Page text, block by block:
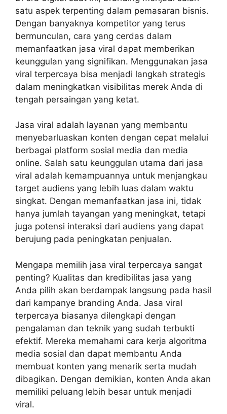
satu aspek terpenting dalam pemasaran bisnis.
Dengan banyaknya kompetitor yang terus
bermunculan, cara yang cerdas dalam
memanfaatkan jasa viral dapat memberikan
keunggulan yang signifikan. Menggunakan jasa
viral terpercaya bisa menjadi langkah strategis
dalam meningkatkan visibilitas merek Anda di
tengah persaingan yang ketat.
Jasa viral adalah layanan yang membantu
menyebarluaskan konten dengan cepat melalui
berbagai platform sosial media dan media
online. Salah satu keunggulan utama dari jasa
viral adalah kemampuannya untuk menjangkau
target audiens yang lebih luas dalam waktu
singkat. Dengan memanfaatkan jasa ini, tidak
hanya jumlah tayangan yang meningkat, tetapi
juga potensi interaksi dari audiens yang dapat
berujung pada peningkatan penjualan.
Mengapa memilih jasa viral terpercaya sangat
penting? Kualitas dan kredibilitas jasa yang
Anda pilih akan berdampak langsung pada hasil
dari kampanye branding Anda. Jasa viral
terpercaya biasanya dilengkapi dengan
pengalaman dan teknik yang sudah terbukti
efektif. Mereka memahami cara kerja algoritma
media sosial dan dapat membantu Anda
membuat konten yang menarik serta mudah
dibagikan. Dengan demikian, konten Anda akan
memiliki peluang lebih besar untuk menjadi
viral.